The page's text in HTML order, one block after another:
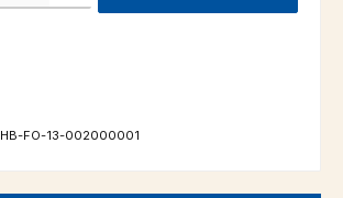
HB-FO-13-002000001